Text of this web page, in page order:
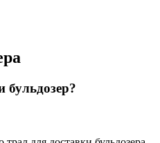
бульдозер?